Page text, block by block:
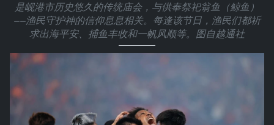
是岘港市历史悠久的传统庙会，与供奉祭祀翁鱼（鲸鱼）
——渔民守护神的信仰息息相关。每逢该节日，渔民们都祈
求出海平安、捕鱼丰收和一帆风顺等。图自越通社